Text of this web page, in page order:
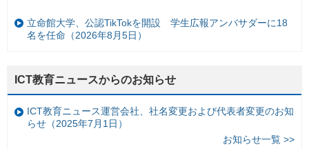
立命館大学、公認TikTokを開設 学生広報アンバサダーに18
名を任命（2026年8月5日）
ICT教育ニュースからのお知らせ
ICT教育ニュース運営会社、社名変更および代表者変更のお知
らせ（2025年7月1日）
お知らせ一覧 >>